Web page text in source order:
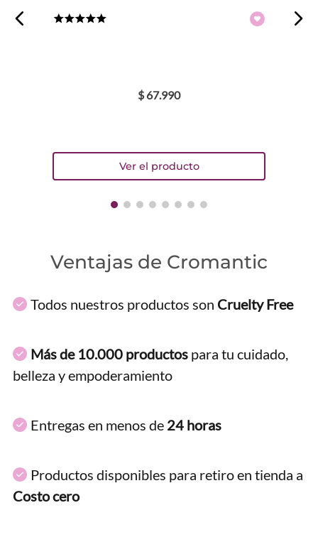
$ 67.990
Ventajas de Cromantic
Todos nuestros productos son Cruelty Free
Más de 10.000 productos para tu cuidado,
belleza y empoderamiento
Entregas en menos de 24 horas
Productos disponibles para retiro en tienda a
Costo cero